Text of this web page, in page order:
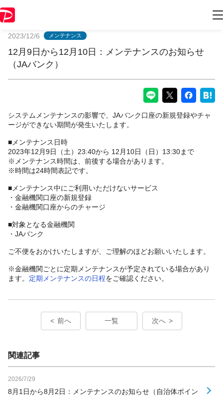
2023/12/6 メンテナンス
12月9日から12月10日：メンテナンスのお知らせ
（JAバンク）
システムメンテナンスの影響で、JAバンク口座の新規登録やチャ
ージができない期間が発生いたします。
■メンテナンス日時
2023年12月9日（土）23:40から 12月10日（日）13:30まで
※メンテナンス時間は、前後する場合があります。
※時間は24時間表記です。
■メンテナンス中にご利用いただけないサービス
・金融機関口座の新規登録
・金融機関口座からのチャージ
■対象となる金融機関
・JAバンク
ご不便をおかけいたしますが、ご理解のほどお願いいたします。
※金融機関ごとに定期メンテナンスが予定されている場合があり
ます。 定期メンテナンスの日程をご確認ください。
前へ 一覧 次へ
関連記事
2026/7/29
8月1日から8月2日：メンテナンスのお知らせ（自治体ポイン